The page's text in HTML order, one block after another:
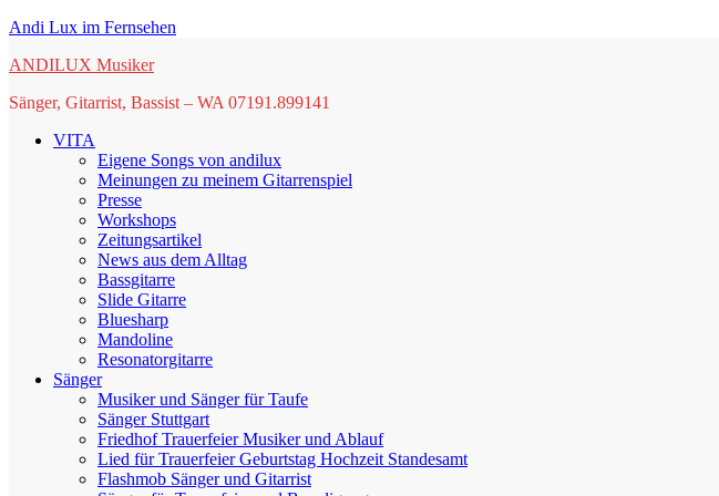
Springe
Inhalt
Andi Lux im Fernsehen
ANDILUX Musiker
Sänger, Gitarrist, Bassist – WA 07191.899141
VITA
Eigene Songs von andilux
Meinungen zu meinem Gitarrenspiel
Presse
Workshops
Zeitungsartikel
News aus dem Alltag
Bassgitarre
Slide Gitarre
Bluesharp
Mandoline
Resonatorgitarre
Sänger
Musiker und Sänger für Taufe
Sänger Stuttgart
Friedhof Trauerfeier Musiker und Ablauf
Lied für Trauerfeier Geburtstag Hochzeit Standesamt
Flashmob Sänger und Gitarrist